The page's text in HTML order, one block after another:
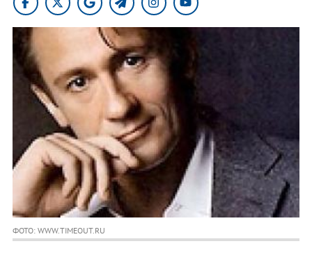
ФОТО: WWW.TIMEOUT.RU